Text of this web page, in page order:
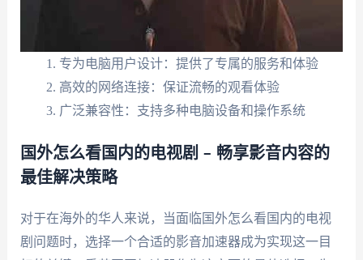
专为电脑用户设计：提供了专属的服务和体验
高效的网络连接：保证流畅的观看体验
广泛兼容性：支持多种电脑设备和操作系统
国外怎么看国内的电视剧 – 畅享影音内容的
最佳解决策略
对于在海外的华人来说，当面临国外怎么看国内的电视
剧问题时，选择一个合适的影音加速器成为实现这一目